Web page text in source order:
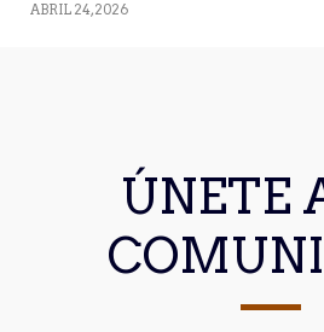
ABRIL 24, 2026
ÚNETE